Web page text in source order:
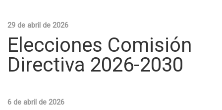
29 de abril de 2026
Elecciones Comisión
Directiva 2026-2030
6 de abril de 2026